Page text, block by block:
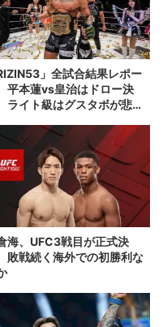
」全試合結果レポー
平本蓮vs皇治はドロー決
ライト級はグスタボが悲願
海、UFC3戦目が正式決
戦続く海外での初勝利な